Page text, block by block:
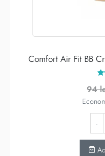
Comfort Air Fit BB
94